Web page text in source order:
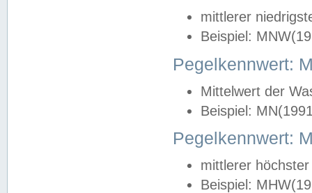
mittlerer
Beispiel:
Pegelkennwert:
Mittelwert der
Beispiel:
Pegelkennwert:
mittlerer
Beispiel: